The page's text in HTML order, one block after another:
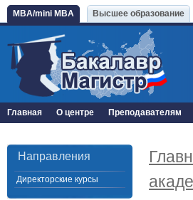
MBA/mini MBA Высшее образование
Главная О центре Преподавателям
Направления
Директорские курсы